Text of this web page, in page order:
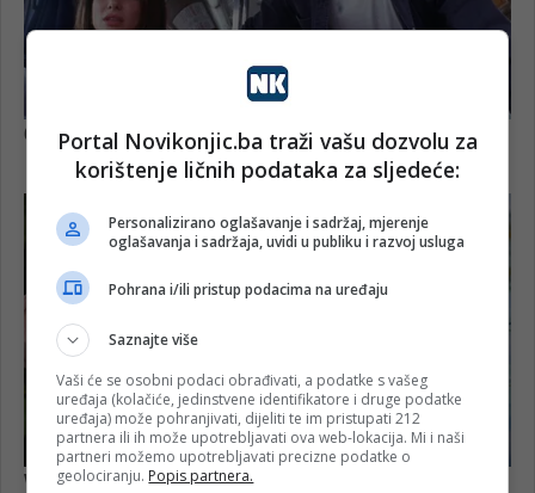
Portal Novikonjic.ba traži vašu dozvolu za
korištenje ličnih podataka za sljedeće:
Personalizirano oglašavanje i sadržaj, mjerenje
oglašavanja i sadržaja, uvidi u publiku i razvoj usluga
Pohrana i/ili pristup podacima na uređaju
Saznajte više
Vaši će se osobni podaci obrađivati, a podatke s vašeg
uređaja (kolačiće, jedinstvene identifikatore i druge podatke
uređaja) može pohranjivati, dijeliti te im pristupati 212
partnera ili ih može upotrebljavati ova web-lokacija. Mi i naši
partneri možemo upotrebljavati precizne podatke o
geolociranju. Popis partnera.